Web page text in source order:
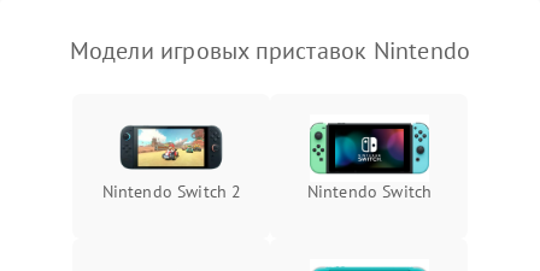
Модели игровых приставок Nintendo
Nintendo Switch 2 Nintendo Switch